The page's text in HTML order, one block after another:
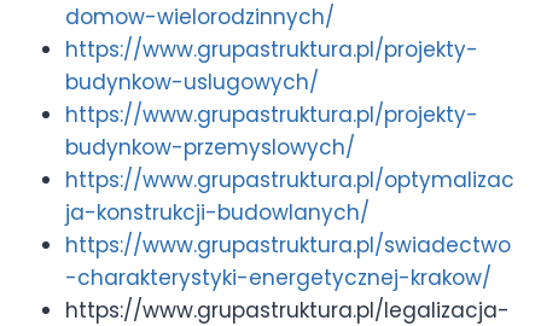
domow-wielorodzinnych/
https://www.grupastruktura.pl/projekty-
budynkow-uslugowych/
https://www.grupastruktura.pl/projekty-
budynkow-przemyslowych/
https://www.grupastruktura.pl/optymalizac
ja-konstrukcji-budowlanych/
https://www.grupastruktura.pl/swiadectwo
-charakterystyki-energetycznej-krakow/
https://www.grupastruktura.pl/legalizacja-